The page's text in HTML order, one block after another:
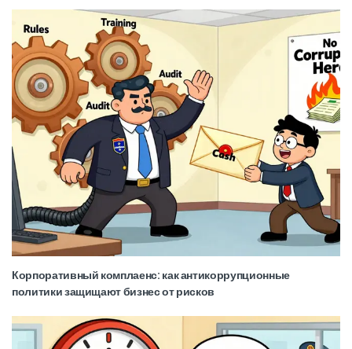
Корпоративный комплаенс: как антикоррупционные
политики защищают бизнес от рисков